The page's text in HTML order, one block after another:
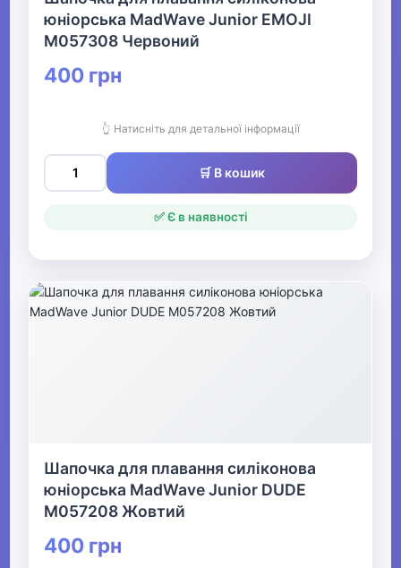
юніорська MadWave Junior EMOJI
M057308 Червоний
400 грн
👆 Натисніть для детальної інформації
🛒 В кошик
✅ Є в наявності
Шапочка для плавання силіконова
юніорська MadWave Junior DUDE
M057208 Жовтий
400 грн